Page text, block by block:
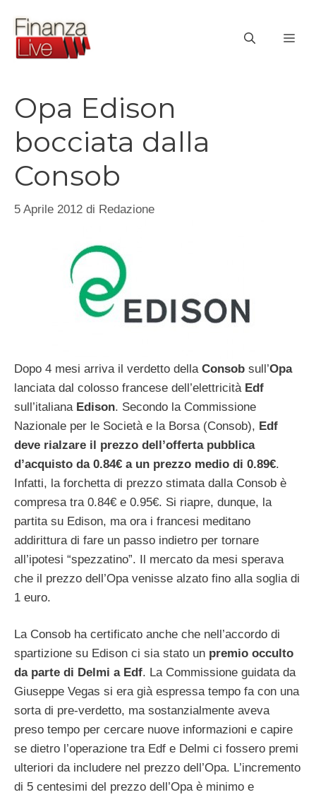
contenuto
Opa Edison
bocciata dalla
Consob
5 Aprile 2012 di Redazione
Dopo 4 mesi arriva il verdetto della Consob sull’Opa
lanciata dal colosso francese dell’elettricità Edf
sull’italiana Edison. Secondo la Commissione
Nazionale per le Società e la Borsa (Consob), Edf
deve rialzare il prezzo dell’offerta pubblica
d’acquisto da 0.84€ a un prezzo medio di 0.89€.
Infatti, la forchetta di prezzo stimata dalla Consob è
compresa tra 0.84€ e 0.95€. Si riapre, dunque, la
partita su Edison, ma ora i francesi meditano
addirittura di fare un passo indietro per tornare
all’ipotesi “spezzatino”. Il mercato da mesi sperava
che il prezzo dell’Opa venisse alzato fino alla soglia di
1 euro.
La Consob ha certificato anche che nell’accordo di
spartizione su Edison ci sia stato un premio occulto
da parte di Delmi a Edf. La Commissione guidata da
Giuseppe Vegas si era già espressa tempo fa con una
sorta di pre-verdetto, ma sostanzialmente aveva
preso tempo per cercare nuove informazioni e capire
se dietro l’operazione tra Edf e Delmi ci fossero premi
ulteriori da includere nel prezzo dell’Opa. L’incremento
di 5 centesimi del prezzo dell’Opa è minimo e